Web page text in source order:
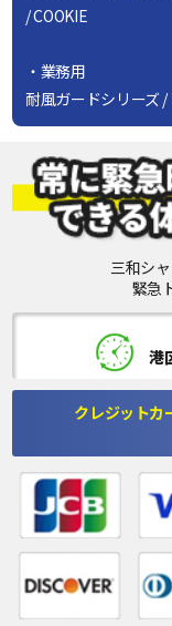
/ COOKIE
・業務用
耐風ガードシリーズ
三和シ
緊急
港
クレジットカ